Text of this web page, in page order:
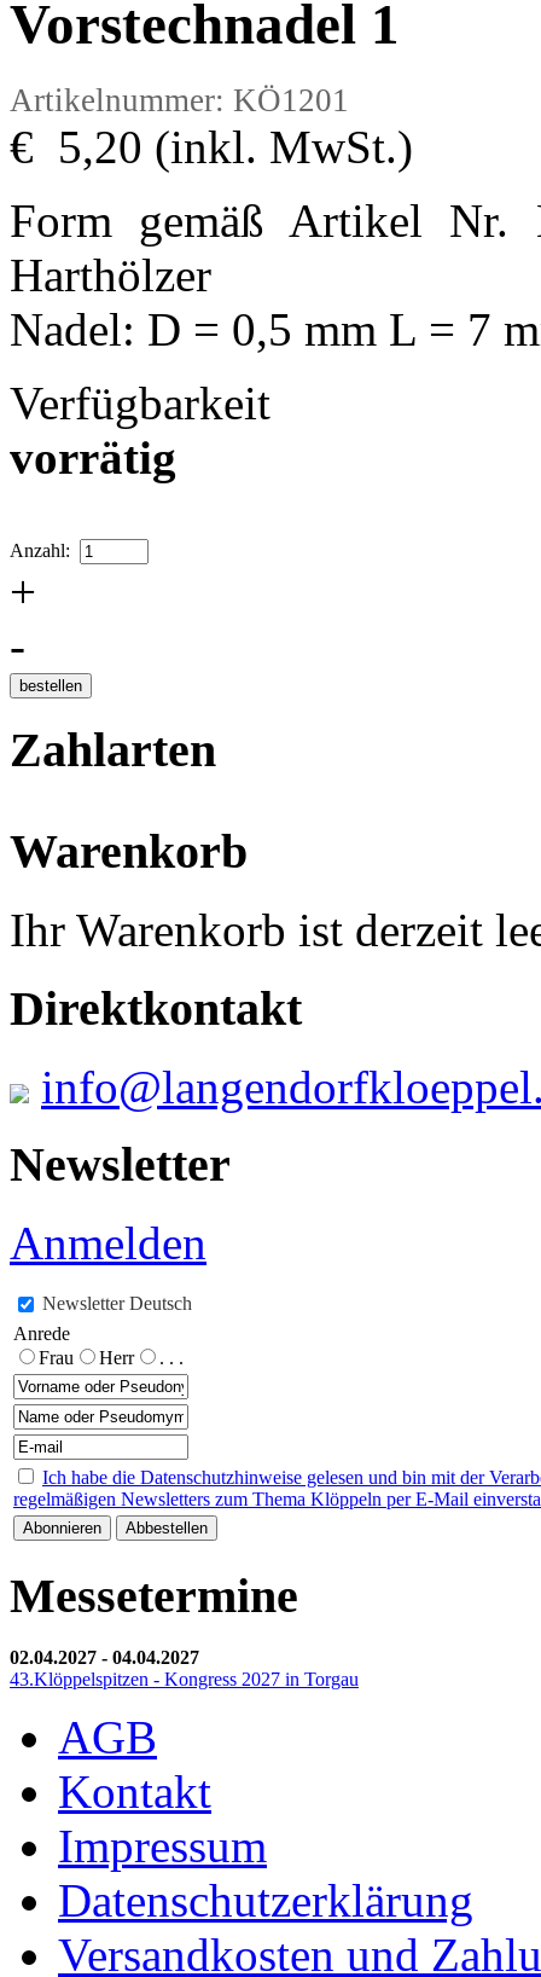
Vorstechnadel 1
Artikelnummer: KÖ1201
€ 5,20 (inkl. MwSt.)
Form gemäß Artikel Nr.
Harthölzer
Nadel: D = 0,5 mm L = 7
Verfügbarkeit
vorrätig
Anzahl:
+
-
Zahlarten
Warenkorb
Ihr Warenkorb ist derzeit
Direktkontakt
Newsletter
Anmelden
Newsletter Deutsch
Anrede
Frau
Herr . . .
Ich habe die Datenschutzhinweise gelesen und bin mit der
regelmäßigen Newsletters zum Thema Klöppeln per E-Mail
Messetermine
02.04.2027 - 04.04.2027
43.Klöppelspitzen - Kongress 2027 in Torgau
AGB
Kontakt
Impressum
Datenschutzerklärung
Versandkosten und